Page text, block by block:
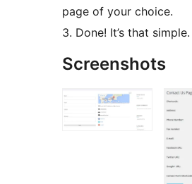
page of your choice.
3. Done! It’s that simple.
Screenshots